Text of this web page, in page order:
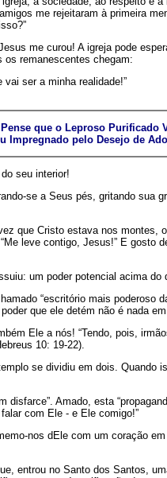
me rejeitaram à primeira
me curou! A igreja pode
os remanescentes chegam:
ser a minha realidade!”
que o Leproso Purificado
Impregnado pelo Desejo de
seu interior!
se a Seus pés, gritando
que Cristo estava nos
leve contigo, Jesus!” E
um poder potencial acima do
“escritório mais
que ele detém não é nada
Ele a nós! “Tendo, pois,
10: 19-22).
se dividiu em dois. Quando
Amado, esta
com Ele - e Ele comigo!”
nos dEle com um coração
entrou no Santo dos Santos,